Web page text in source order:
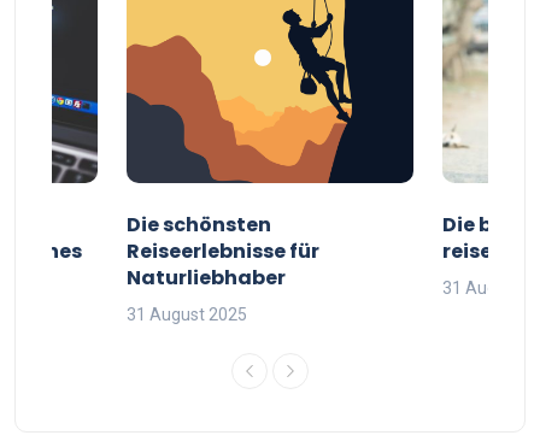
deines
Die schönsten
Reiseerlebnisse für
Naturliebhaber
31 August 2025
Die
reisende
31 August